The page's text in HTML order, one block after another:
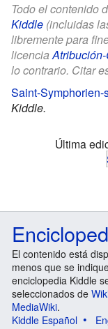
Todo el contenido
Kiddle (incluidas
libremente para
licencia
lo contrario. Citar
Saint-
Kiddle.
Última
El contenido está
menos que se
enciclopedia Kiddle
seleccionados de
MediaWiki.
Kiddle Español